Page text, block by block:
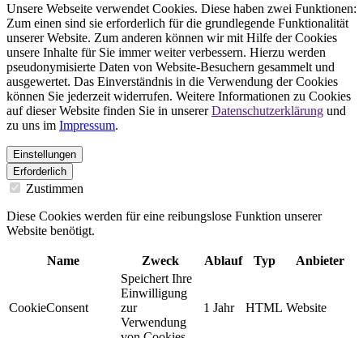
Unsere Webseite verwendet Cookies. Diese haben zwei Funktionen:
Zum einen sind sie erforderlich für die grundlegende Funktionalität
unserer Website. Zum anderen können wir mit Hilfe der Cookies
unsere Inhalte für Sie immer weiter verbessern. Hierzu werden
pseudonymisierte Daten von Website-Besuchern gesammelt und
ausgewertet. Das Einverständnis in die Verwendung der Cookies
können Sie jederzeit widerrufen. Weitere Informationen zu Cookies
auf dieser Website finden Sie in unsererDatenschutzerklärung und
zu uns im Impressum.
Einstellungen
Erforderlich
Zustimmen
Diese Cookies werden für eine reibungslose Funktion unserer
Website benötigt.
Name Zweck Ablauf Typ Anbieter
CookieConsent
Speichert Ihre
Einwilligung
zur
Verwendung
1 Jahr HTML Website